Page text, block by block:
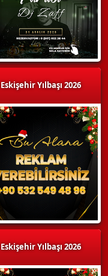
Eskişehir Yılbaşı 2026
Eskişehir Yılbaşı 2026